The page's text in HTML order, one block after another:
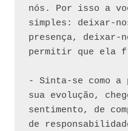
nós. Por isso a
simples: deixar-
presença, deixar-
permitir que ela
- Sinta-se como
sua evolução,
sentimento, de
de